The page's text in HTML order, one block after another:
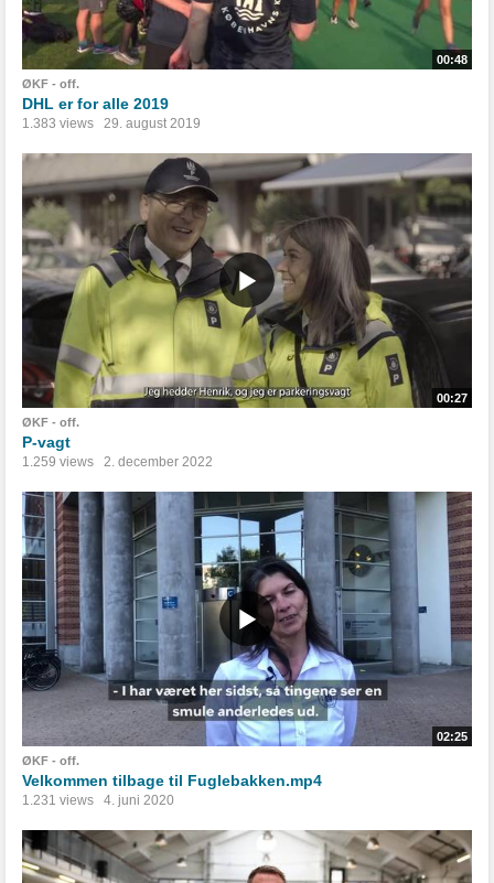
00:48
ØKF - off.
DHL er for alle 2019
1.383 views 29. august 2019
00:27
ØKF - off.
P-vagt
1.259 views 2. december 2022
02:25
ØKF - off.
Velkommen tilbage til Fuglebakken.mp4
1.231 views 4. juni 2020